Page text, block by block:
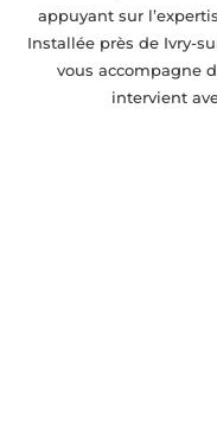
appuyant sur
Installée près de Ivry-
vous accompagne
intervient